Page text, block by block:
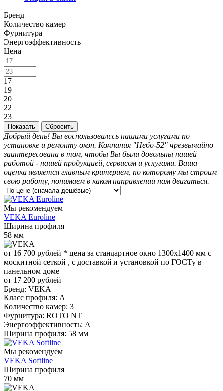
Бренд
Количество камер
Фурнитура
Энергоэффективность
Цена
17
19
20
22
23
Сбросить
Добрый день! Вы воспользовались нашими услугами по
установке и ремонту окон. Компания "Небо-52" чрезвычайно
заинтересована в том, чтобы Вы были довольны нашей
работой - нашей продукцией, сервисом и услугами. Ваша
оценка является главным критерием, по которому мы строим
свою работу, понимаем в каком направлении нам двигаться.
Мы рекомендуем
VEKA Euroline
Ширина профиля
58 мм
от 16 700 рублей * цена за стандартное окно 1300x1400 мм с
москитной сеткой , с доставкой и установкой по ГОСТу в
панельном доме
от 17 200 рублей
Бренд: VEKA
Класс профиля: А
Количество камер: 3
Фурнитура: ROTO NT
Энергоэффективность: A
Ширина профиля: 58 мм
Мы рекомендуем
VEKA Softline
Ширина профиля
70 мм